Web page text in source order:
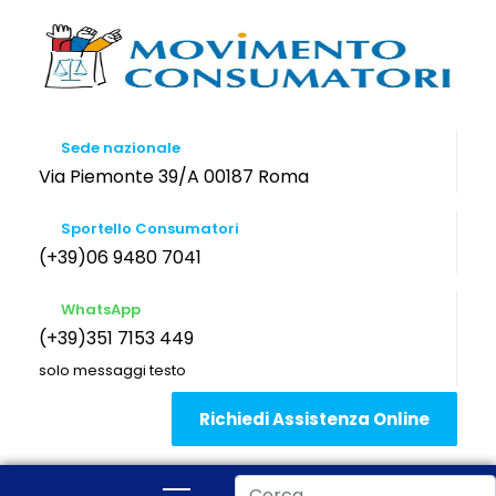
Sede nazionale
Via Piemonte 39/A 00187 Roma
Sportello Consumatori
(+39)06 9480 7041
WhatsApp
(+39)351 7153 449
solo messaggi testo
Richiedi Assistenza Online
Cerca